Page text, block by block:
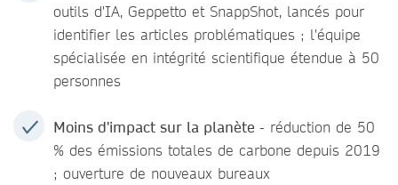
outils d'IA, Geppetto et SnappShot, lancés pour
identifier les articles problématiques ; l'équipe
spécialisée en intégrité scientifique étendue à 50
personnes
Moins d'impact sur la planète - réduction de 50
% des émissions totales de carbone depuis 2019
; ouverture de nouveaux bureaux